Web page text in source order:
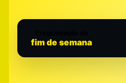
fim de semana